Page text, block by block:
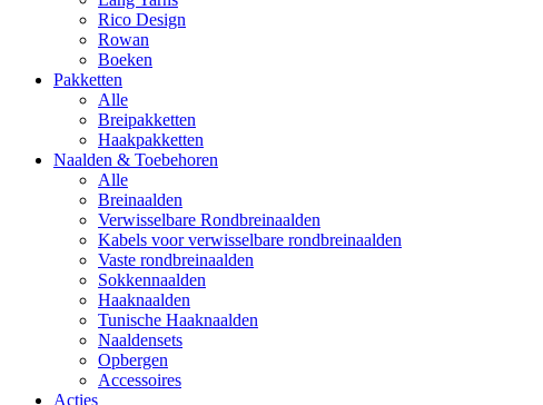
Rico Design
Rowan
Boeken
Pakketten
Alle
Breipakketten
Haakpakketten
Naalden & Toebehoren
Alle
Breinaalden
Verwisselbare Rondbreinaalden
Kabels voor verwisselbare rondbreinaalden
Vaste rondbreinaalden
Sokkennaalden
Haaknaalden
Tunische Haaknaalden
Naaldensets
Opbergen
Accessoires
Acties